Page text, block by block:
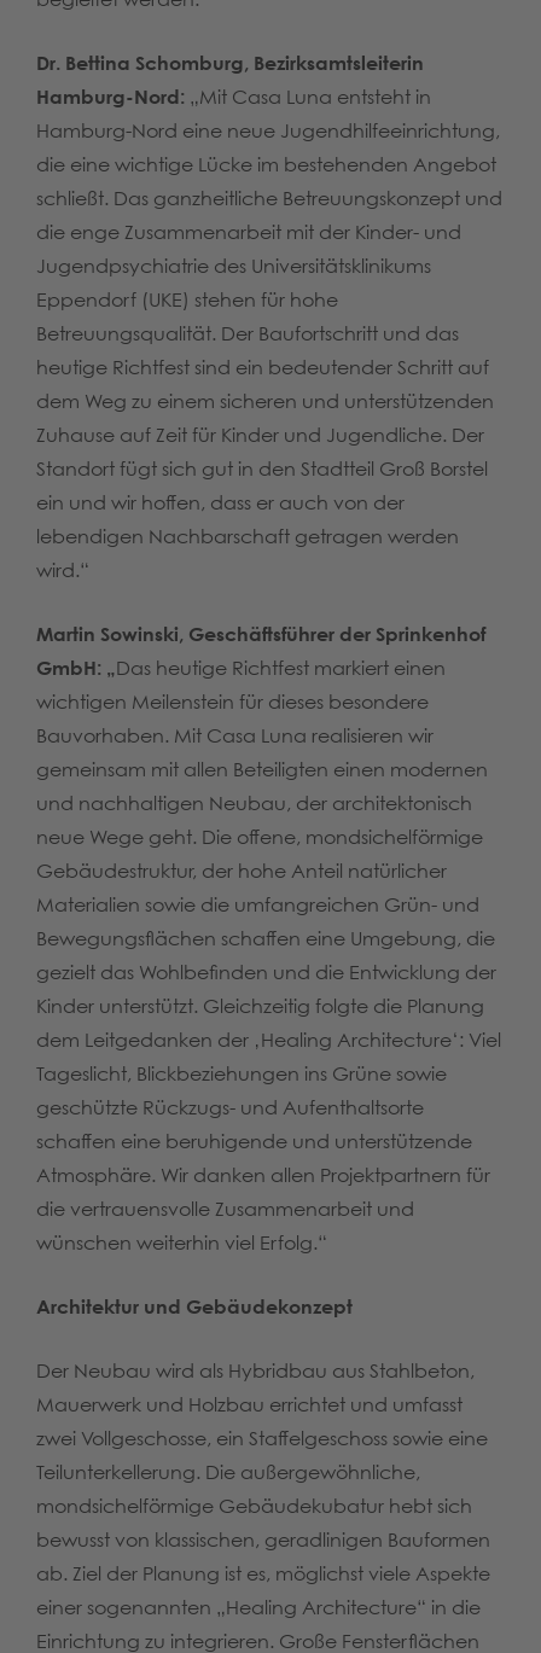
Dr. Bettina Schomburg, Bezirksamtsleiterin
Hamburg-Nord: „Mit Casa Luna entsteht in
Hamburg-Nord eine neue Jugendhilfeeinrichtung,
die eine wichtige Lücke im bestehenden Angebot
schließt. Das ganzheitliche Betreuungskonzept und
die enge Zusammenarbeit mit der Kinder- und
Jugendpsychiatrie des Universitätsklinikums
Eppendorf (UKE) stehen für hohe
Betreuungsqualität. Der Baufortschritt und das
heutige Richtfest sind ein bedeutender Schritt auf
dem Weg zu einem sicheren und unterstützenden
Zuhause auf Zeit für Kinder und Jugendliche. Der
Standort fügt sich gut in den Stadtteil Groß Borstel
ein und wir hoffen, dass er auch von der
lebendigen Nachbarschaft getragen werden
wird.“
Martin Sowinski, Geschäftsführer der Sprinkenhof
GmbH: „Das heutige Richtfest markiert einen
wichtigen Meilenstein für dieses besondere
Bauvorhaben. Mit Casa Luna realisieren wir
gemeinsam mit allen Beteiligten einen modernen
und nachhaltigen Neubau, der architektonisch
neue Wege geht. Die offene, mondsichelförmige
Gebäudestruktur, der hohe Anteil natürlicher
Materialien sowie die umfangreichen Grün- und
Bewegungsflächen schaffen eine Umgebung, die
gezielt das Wohlbefinden und die Entwicklung der
Kinder unterstützt. Gleichzeitig folgte die Planung
dem Leitgedanken der ‚Healing Architecture‘: Viel
Tageslicht, Blickbeziehungen ins Grüne sowie
geschützte Rückzugs- und Aufenthaltsorte
schaffen eine beruhigende und unterstützende
Atmosphäre. Wir danken allen Projektpartnern für
die vertrauensvolle Zusammenarbeit und
wünschen weiterhin viel Erfolg.“
Architektur und Gebäudekonzept
Der Neubau wird als Hybridbau aus Stahlbeton,
Mauerwerk und Holzbau errichtet und umfasst
zwei Vollgeschosse, ein Staffelgeschoss sowie eine
Teilunterkellerung. Die außergewöhnliche,
mondsichelförmige Gebäudekubatur hebt sich
bewusst von klassischen, geradlinigen Bauformen
ab. Ziel der Planung ist es, möglichst viele Aspekte
einer sogenannten „Healing Architecture“ in die
Einrichtung zu integrieren. Große Fensterflächen